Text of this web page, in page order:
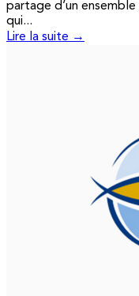
partage d’un
qui...
Lire la suite →